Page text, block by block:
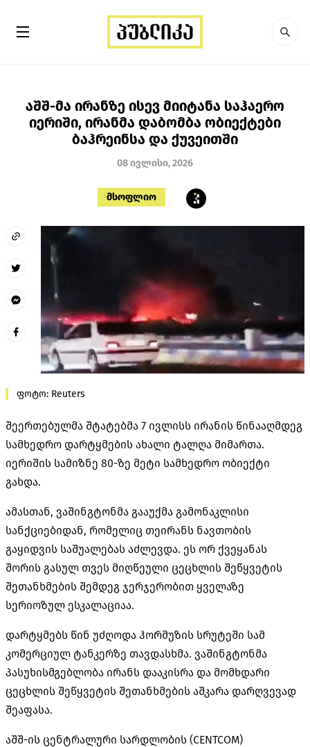
აშშ-მა ირანზე ისევ მიიტანა საჰაერო
იერიში, ირანმა დაბომბა ობიექტები
ბაჰრეინსა და ქუვეითში
08 ივლისი, 2026
მსოფლიო
ფოტო: Reuters
შეერთებულმა შტატებმა 7 ივლისს ირანის წინააღმდეგ
სამხედრო დარტყმების ახალი ტალღა მიმართა.
იერიშის სამიზნე 80-ზე მეტი სამხედრო ობიექტი
გახდა.
ამასთან, ვაშინგტონმა გააუქმა გამონაკლისი
სანქციებიდან, რომელიც თეირანს ნავთობის
გაყიდვის საშუალებას აძლევდა. ეს ორ ქვეყანას
შორის გასულ თვეს მიღწეული ცეცხლის შეწყვეტის
შეთანხმების შემდეგ ჯერჯერობით ყველაზე
სერიოზულ ესკალაციაა.
დარტყმებს წინ უძღოდა ჰორმუზის სრუტეში სამ
კომერციულ ტანკერზე თავდასხმა. ვაშინგტონმა
პასუხისმგებლობა ირანს დააკისრა და მომხდარი
ცეცხლის შეწყვეტის შეთანხმების აშკარა დარღვევად
შეაფასა.
აშშ-ის ცენტრალური სარდლობის (CENTCOM)